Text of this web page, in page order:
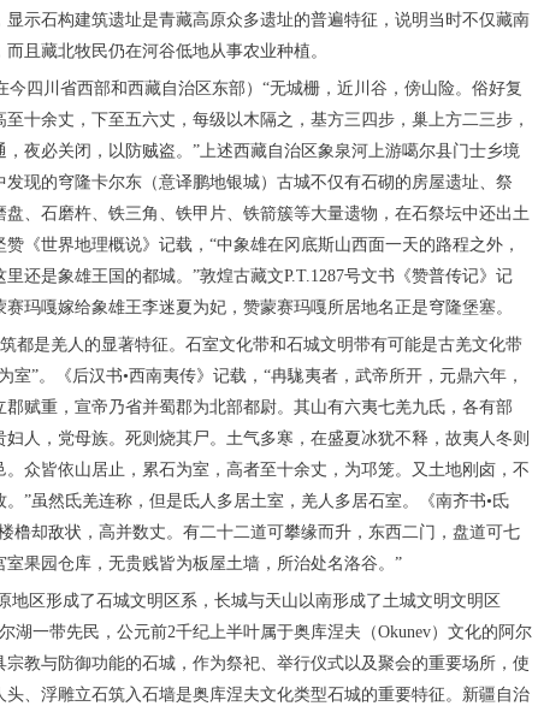
示石构建筑遗址是青藏高原众多遗址的普遍特征，说明当时不仅藏南
且藏北牧民仍在河谷低地从事农业种植。
今四川省西部和西藏自治区东部）“无城栅，近川谷，傍山险。俗好复
十余丈，下至五六丈，每级以木隔之，基方三四步，巢上方二三步，
夜必关闭，以防贼盗。”上述西藏自治区象泉河上游噶尔县门士乡境
现的穹隆卡尔东（意译鹏地银城）古城不仅有石砌的房屋遗址、祭
、石磨杵、铁三角、铁甲片、铁箭簇等大量遗物，在石祭坛中还出土
《世界地理概说》记载，“中象雄在冈底斯山西面一天的路程之外，
还是象雄王国的都城。”敦煌古藏文P.T.1287号文书《赞普传记》记
玛嘎嫁给象雄王李迷夏为妃，赞蒙赛玛嘎所居地名正是穹隆堡塞。
都是羌人的显著特征。石室文化带和石城文明带有可能是古羌文化带
室”。《后汉书•西南夷传》记载，“冉駹夷者，武帝所开，元鼎六年，
赋重，宣帝乃省并蜀郡为北部都尉。其山有六夷七羌九氐，各有部
人，党母族。死则烧其尸。土气多寒，在盛夏冰犹不释，故夷人冬则
众皆依山居止，累石为室，高者至十余丈，为邛笼。又土地刚卤，不
”虽然氐羌连称，但是氐人多居土室，羌人多居石室。《南齐书•氐
橹却敌状，高并数丈。有二十二道可攀缘而升，东西二门，盘道可七
果园仓库，无贵贱皆为板屋土墙，所治处名洛谷。”
地区形成了石城文明区系，长城与天山以南形成了土城文明文明区
湖一带先民，公元前2千纪上半叶属于奥库涅夫（Okunev）文化的阿尔
教与防御功能的石城，作为祭祀、举行仪式以及聚会的重要场所，使
、浮雕立石筑入石墙是奥库涅夫文化类型石城的重要特征。新疆自治